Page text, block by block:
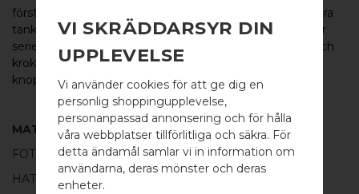
WELCOME TO
förstklassiga kvalitet och charmiga form. Formen kan föra
tankarna till de japanska Kokeshi-dockor av trä som lånar
serien dess namn. Serien KOKESHI
omfattar knoppar och
krokar i flera varianter och kombinationer, från fina små
knoppar till längre krokar samt somglasdörrsknoppar.
MATERIAL
FOT:
100% POLERAT ROSTFRITT STÅL
HATT:
100% BORSTAD MÄSSING
VI SKRÄDDARSYR DIN
UPPLEVELSE
Vi använder cookies för att ge dig en
personlig shoppingupplevelse,
personanpassad annonsering och för hålla
våra webbplatser tillförlitliga och säkra. För
detta ändamål samlar vi in information om
användarna, deras mönster och deras
enheter.